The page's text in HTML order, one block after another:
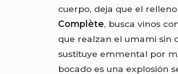
cuerpo, deja que el
Complète, busca vinos
que realzan el umami sin
sustituye emmental por
bocado es una explosión